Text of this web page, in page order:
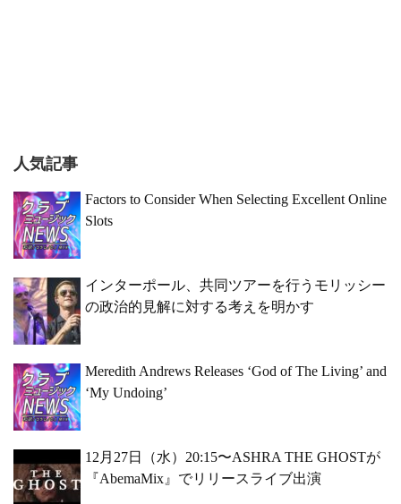
人気記事
Factors to Consider When Selecting Excellent Online
Slots
インターポール、共同ツアーを行うモリッシー
の政治的見解に対する考えを明かす
Meredith Andrews Releases ‘God of The Living’ and
‘My Undoing’
12月27日（水）20:15〜ASHRA THE GHOSTが
『AbemaMix』でリリースライブ出演